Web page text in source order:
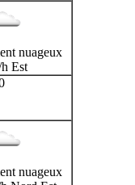
nuageux
Est
nuageux